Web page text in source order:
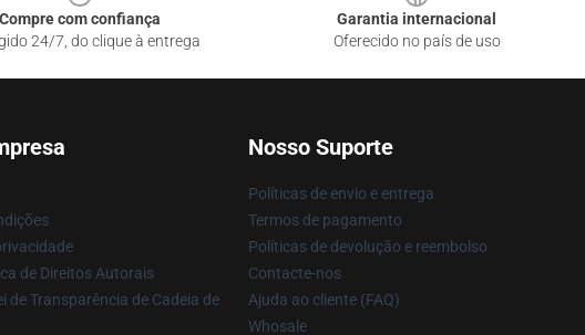
Compre com confiança
24/7, do clique à entrega
Garantia internacional
Oferecido no país de uso
de Direitos Autorais
de Transparência de Cadeia de
Nosso Suporte
Políticas de envio e entrega
Termos de pagamento
Políticas de devolução e reembolso
Contacte-nos
Ajuda ao cliente (FAQ)
Whosale